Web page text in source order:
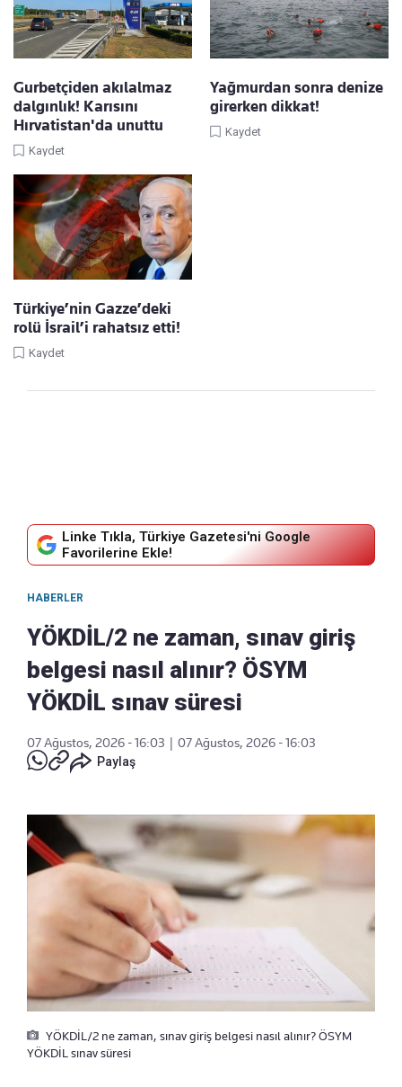
Gurbetçiden akılalmaz
dalgınlık! Karısını
Hırvatistan'da unuttu
Kaydet
Yağmurdan sonra denize
girerken dikkat!
Kaydet
Türkiye’nin Gazze’deki
rolü İsrail’i rahatsız etti!
Kaydet
Linke Tıkla, Türkiye Gazetesi'ni Google
Favorilerine Ekle!
HABERLER
YÖKDİL/2 ne zaman, sınav giriş
belgesi nasıl alınır? ÖSYM
YÖKDİL sınav süresi
07 Ağustos, 2026 - 16:03
07 Ağustos, 2026 - 16:03
Paylaş
YÖKDİL/2 ne zaman, sınav giriş belgesi nasıl alınır? ÖSYM
YÖKDİL sınav süresi